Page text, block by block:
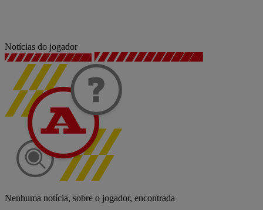
Notícias do jogador
Nenhuma notícia, sobre o jogador, encontrada